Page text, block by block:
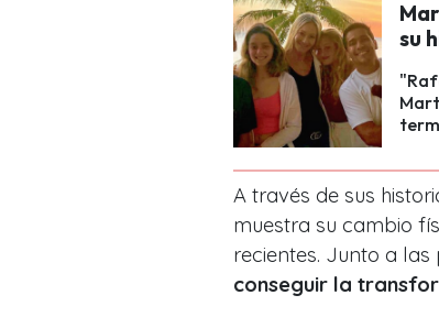
su
A través de sus
muestra su cambio
recientes. Junto a las
conseguir la